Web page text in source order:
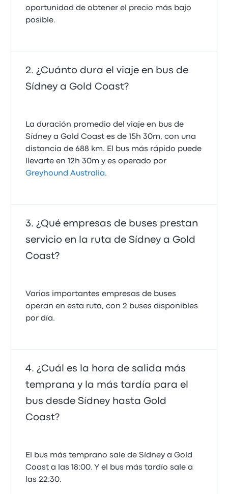
oportunidad de obtener el precio más bajo
posible.
¿Cuánto dura el viaje en bus de
Sídney a Gold Coast?
La duración promedio del viaje en bus de
Sídney a Gold Coast es de 15h 30m, con una
distancia de 688 km. El bus más rápido puede
llevarte en 12h 30m y es operado por
Greyhound Australia.
¿Qué empresas de buses prestan
servicio en la ruta de Sídney a Gold
Coast?
Varias importantes empresas de buses
operan en esta ruta, con 2 buses disponibles
por día.
¿Cuál es la hora de salida más
temprana y la más tardía para el
bus desde Sídney hasta Gold
Coast?
El bus más temprano sale de Sídney a Gold
Coast a las 18:00. Y el bus más tardío sale a
las 22:30.